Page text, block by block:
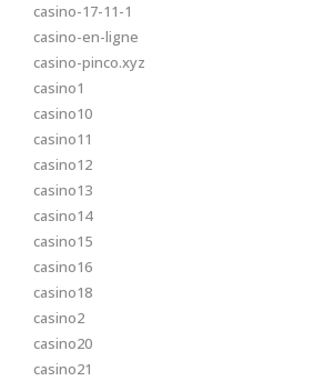
casino-17-11-1
casino-en-ligne
casino-pinco.xyz
casino1
casino10
casino11
casino12
casino13
casino14
casino15
casino16
casino18
casino2
casino20
casino21